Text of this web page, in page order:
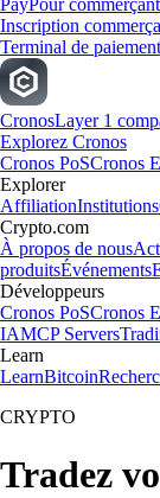
PayPour
Inscription
Terminal de paiement
CronosLayer 1
Explorez Cronos
Cronos PoSCronos
Explorer
AffiliationInstitutions
Crypto.com
À propos de nous
produitsÉvénements
Développeurs
Cronos PoSCronos
IAMCP Servers
Learn
LearnBitcoin
CRYPTO
Tradez